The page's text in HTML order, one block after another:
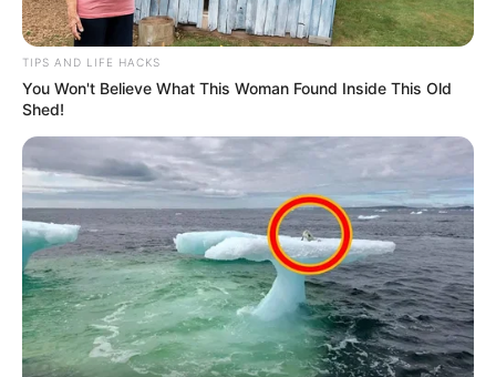
TIPS AND LIFE HACKS
You Won't Believe What This Woman Found Inside This Old
Shed!